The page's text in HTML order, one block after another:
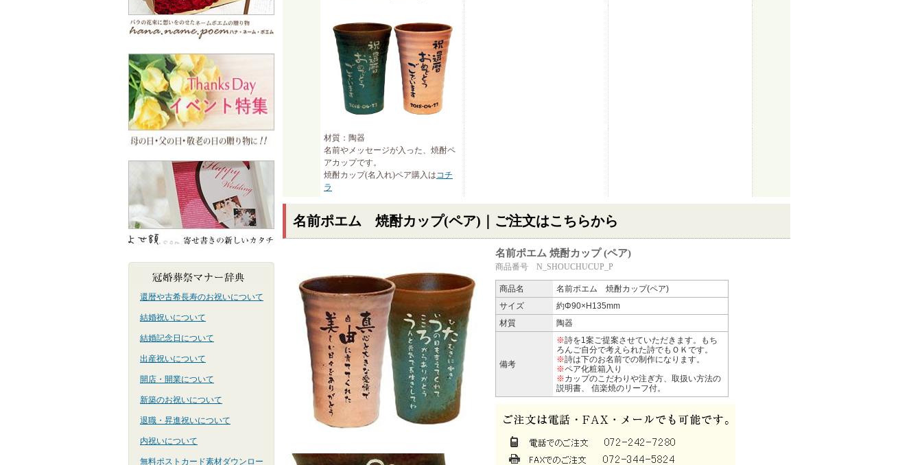
還暦や古希長寿のお祝いについて
結婚祝いについて
結婚記念日について
出産祝いについて
開店・開業について
新築のお祝いについて
退職・昇進祝いについて
内祝いについて
無料ポストカード素材ダウンロー
材質：陶器
名前やメッセージが入った、焼酎ペ
アカップです。
焼酎カップ(名入れ)ペア購入は コチ
ラ
名前ポエム 焼酎カップ(ペア)｜ご注文はこちらから
名前ポエム 焼酎カップ (ペア)
商品番号 N_SHOUCHUCUP_P
商品名
名前ポエム 焼酎カップ(ペア)
サイズ
約Φ90×H135mm
材質
陶器
備考
※詩を1案ご提案させていただきます。もち
ろんご自分で考えられた詩でもＯＫです。
※詩は下のお名前での制作になります。
※ペア化粧箱入り
※カップのこだわりや注ぎ方、取扱い方法の
説明書、 信楽焼のリーフ付。